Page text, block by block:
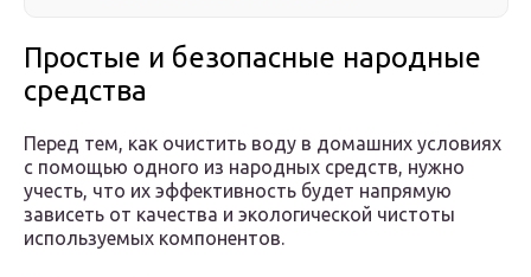
Простые и безопасные народные
средства
Перед тем, как очистить воду в домашних условиях
с помощью одного из народных средств, нужно
учесть, что их эффективность будет напрямую
зависеть от качества и экологической чистоты
используемых компонентов.